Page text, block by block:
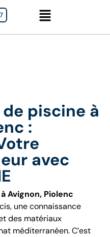
piscine à
:
avec
Avignon, Piolenc
une connaissance
des matériaux
méditerranéen. C’est